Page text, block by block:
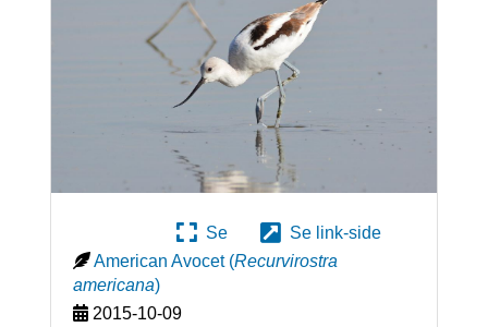
Se
Se link-side
American Avocet (Recurvirostra
americana)
2015-10-09